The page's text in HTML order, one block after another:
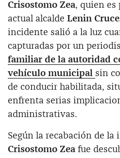
Crisostomo Zea, quien es
actual alcalde Lenin
incidente salió a la luz
capturadas por un
familiar de la autoridad
vehículo municipal sin
de conducir habilitada,
enfrenta serias
administrativas.
Según la recabación de la
Crisostomo Zea fue